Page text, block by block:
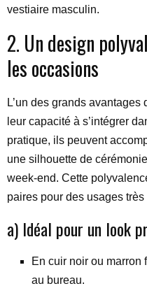
vestiaire masculin.
2. Un design
les occasions
L’un des grands
leur capacité à s’intégrer
pratique, ils peuvent
une silhouette de
week-end. Cette
paires pour des usages très
a) Idéal pour un look
En cuir noir ou marron
au bureau.